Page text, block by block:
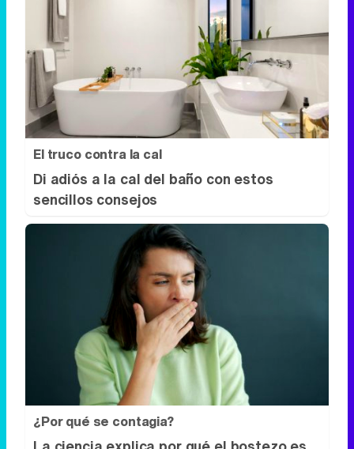
El truco contra la cal
Di adiós a la cal del baño con estos
sencillos consejos
¿Por qué se contagia?